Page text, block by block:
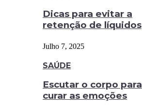
Dicas para evitar a
retenção de líquidos
Julho 7, 2025
SAÚDE
Escutar o corpo para
curar as emoções